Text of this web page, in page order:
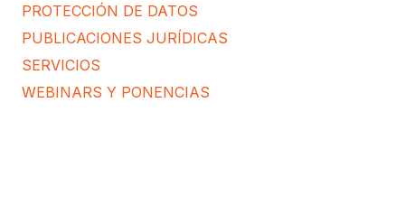
PROTECCIÓN DE DATOS
PUBLICACIONES JURÍDICAS
SERVICIOS
WEBINARS Y PONENCIAS